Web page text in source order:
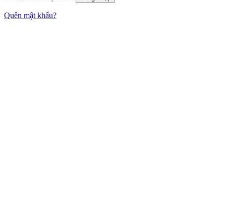
Quên mật khẩu?